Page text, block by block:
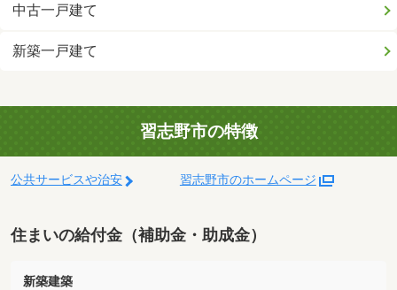
中古一戸建て
新築一戸建て
習志野市の特徴
公共サービスや治安 習志野市のホームページ
住まいの給付金（補助金・助成金）
新築建築